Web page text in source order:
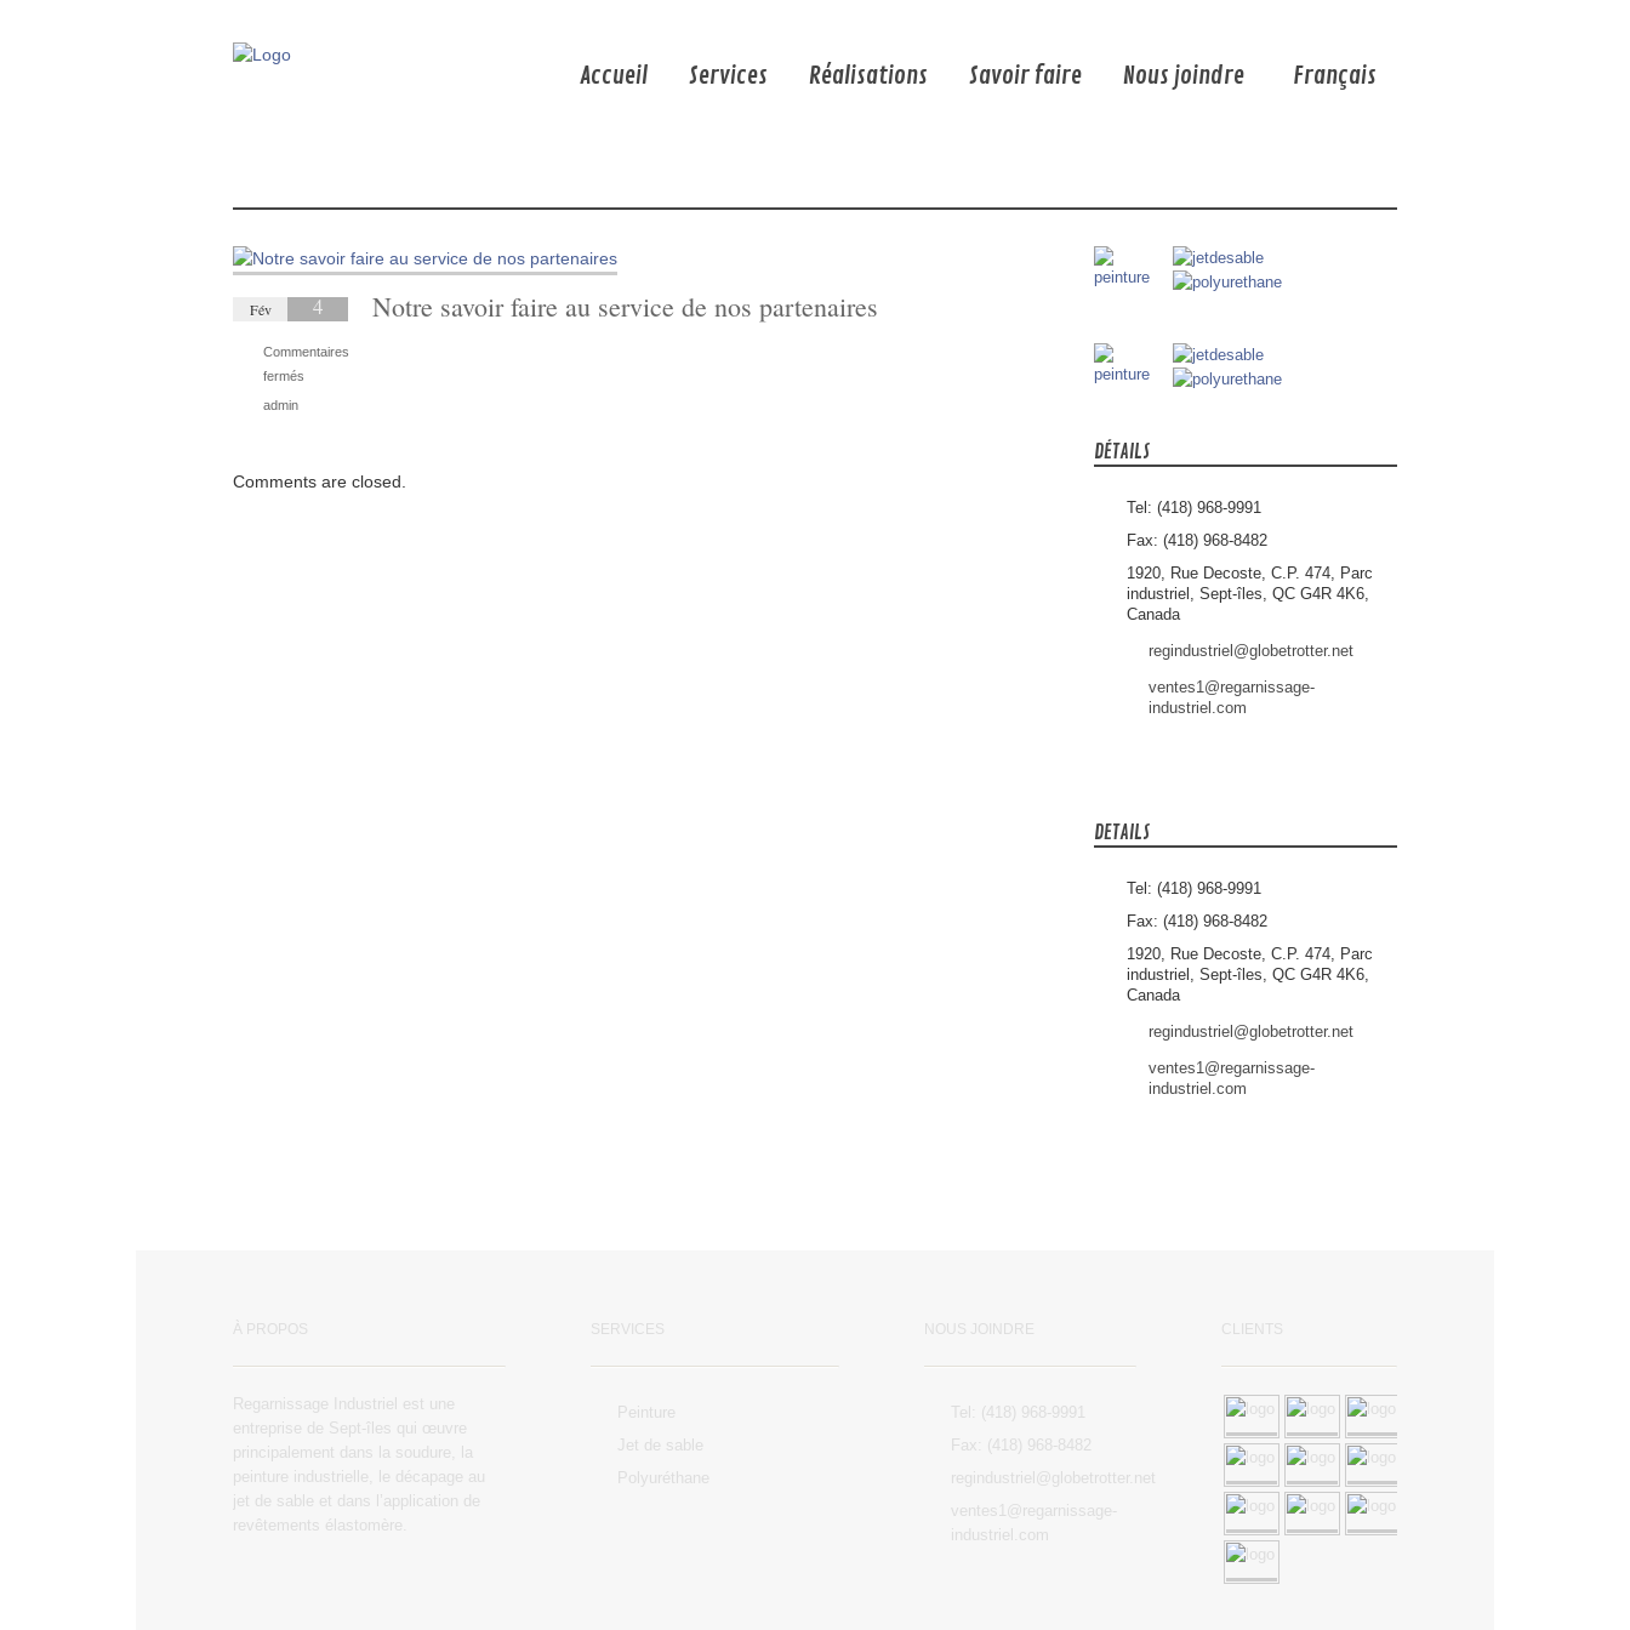
Accueil Services Réalisations Savoir faire Nous joindre Français
Fév 4
Commentaires
fermés
admin
Notre savoir faire au service de nos partenaires
Comments are closed.
DÉTAILS
Tel: (418) 968-9991
Fax: (418) 968-8482
1920, Rue Decoste, C.P. 474, Parc
industriel, Sept-îles, QC G4R 4K6,
Canada
regindustriel@globetrotter.net
ventes1@regarnissage-
industriel.com
DETAILS
Tel: (418) 968-9991
Fax: (418) 968-8482
1920, Rue Decoste, C.P. 474, Parc
industriel, Sept-îles, QC G4R 4K6,
Canada
regindustriel@globetrotter.net
ventes1@regarnissage-
industriel.com
À PROPOS
Regarnissage Industriel est une
entreprise de Sept-îles qui œuvre
principalement dans la soudure, la
peinture industrielle, le décapage au
jet de sable et dans l’application de
revêtements élastomère.
SERVICES
Peinture
Jet de sable
Polyuréthane
NOUS JOINDRE
Tel: (418) 968-9991
Fax: (418) 968-8482
regindustriel@globetrotter.net
ventes1@regarnissage-
industriel.com
CLIENTS